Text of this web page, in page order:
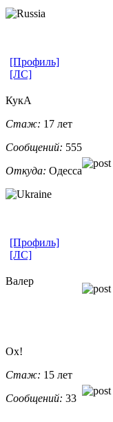
[Профиль]
[ЛС]
КукА
Стаж: 17 лет
Сообщений: 555
Откуда: Одесса
[Профиль]
[ЛС]
Валер
Ox!
Стаж: 15 лет
Сообщений: 33